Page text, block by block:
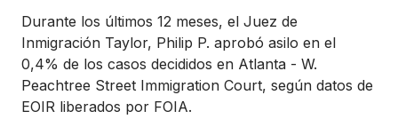
Durante los últimos 12 meses, el Juez de
Inmigración Taylor, Philip P. aprobó asilo en el
0,4% de los casos decididos en Atlanta - W.
Peachtree Street Immigration Court, según datos de
EOIR liberados por FOIA.